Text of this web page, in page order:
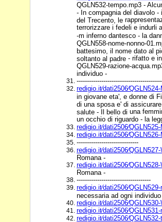
QGLN532-tempo.mp3 -
- In compagnia del diavolo -
del Trecento, le
terrorizzare i fedeli e indurli
-m inferno dantesco - la
QGLN558-nome-nonno-
battesimo, il nome dato al
soltanto al padre - rifatto e
QGLN529-razione-
individuo -
in giovane eta', e donne di
di una sposa e' di
salute - Il bello di una
un occhio di riguardo - la
------------------------------
Romana -
Romana -
------------------------------------
necessaria ad ogni